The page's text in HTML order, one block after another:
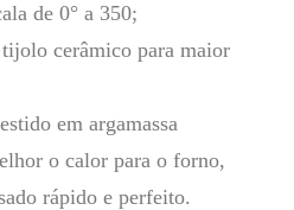
de 0° a 350;
cerâmico para maior
em argamassa
o calor para o forno,
rápido e perfeito.